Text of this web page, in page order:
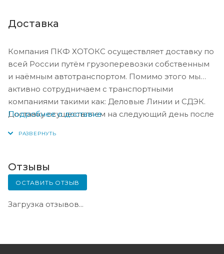
Доставка
Компания ПКФ ХОТОКС осуществляет доставку по
всей России путём грузоперевозки собственным
и наёмным автотранспортом. Помимо этого мы
активно сотрудничаем с транспортными
компаниями такими как: Деловые Линии и СДЭК.
Доставку осуществляем на следующий день после
Подробнее о доставке
Отзывы
ОСТАВИТЬ ОТЗЫВ
Загрузка отзывов...